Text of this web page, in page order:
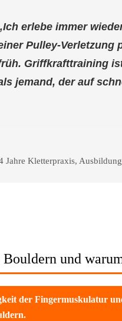
erlebe immer
Pulley-Verletzung
Griffkrafttraining
jemand, der auf
Jahre Kletterpraxis,
und
der Fingermuskulatur